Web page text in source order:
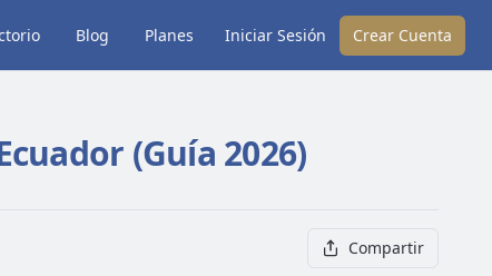
Blog Planes Iniciar Sesión Crear Cuenta
(Guía 2026)
Compartir